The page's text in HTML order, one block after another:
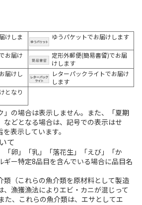
けしま
ゆうパケットでお届けします
お届け
定形外郵便(簡易書留)でお届
けします
届けし
レターパックライトでお届け
します
となり
」の場合は表示しません。また、「夏期
などとなる場合は、記号での表示はせ
表示しています。
て
「卵」「乳」「落花生」「えび」「か
ギー特定8品目を含んでいる場合に品目名
（これらの魚介類を原材料として製造
、漁獲漁法によりエビ・カニが混じって
た、これらの魚介類は、エサとしてエ